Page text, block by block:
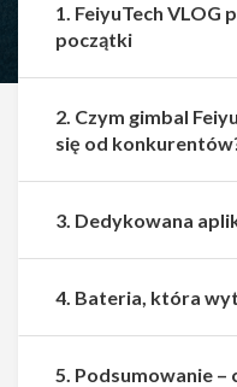
1. FeiyuTech VLOG
początki
2. Czym gimbal
się od
3. Dedykowana
4. Bateria, która
5. Podsumowanie